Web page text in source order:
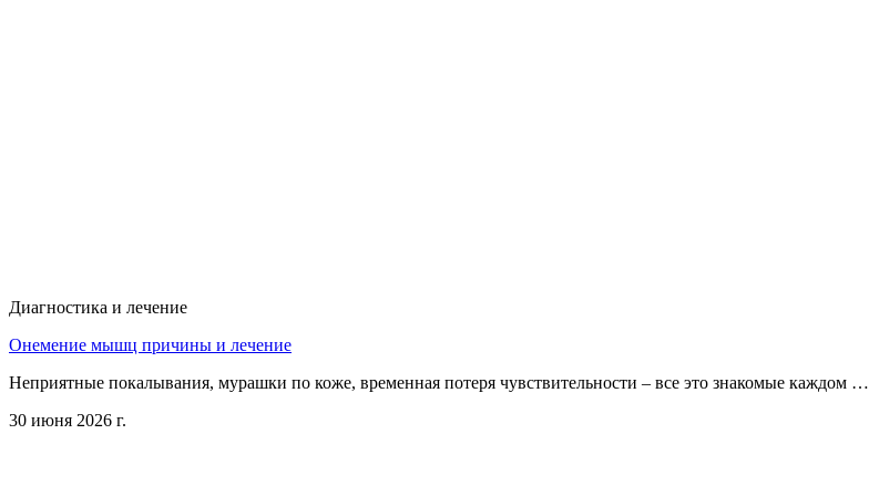
Диагностика и лечение
Онемение мышц причины и лечение
Неприятные покалывания, мурашки по коже, временная потеря чувствительности – все это знакомые каждом …
30 июня 2026 г.